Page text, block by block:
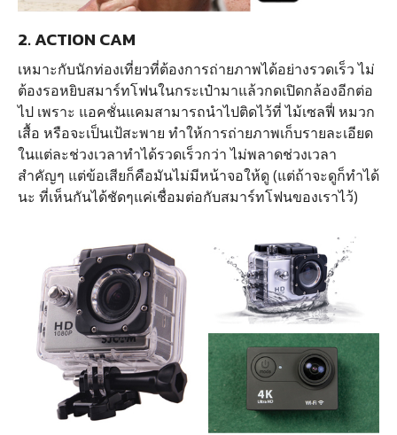
2. ACTION CAM
เหมาะกับนักท่องเที่ยวที่ต้องการถ่ายภาพได้อย่างรวดเร็ว ไม่
ต้องรอหยิบสมาร์ทโฟนในกระเป๋ามาแล้วกดเปิดกล้องอีกต่อ
ไป เพราะ แอคชั่นแคมสามารถนำไปติดไว้ที่ ไม้เซลฟี่ หมวก
เสื้อ หรือจะเป็นเป้สะพาย ทำให้การถ่ายภาพเก็บรายละเอียด
ในแต่ละช่วงเวลาทำได้รวดเร็วกว่า ไม่พลาดช่วงเวลา
สำคัญๆ แต่ข้อเสียก็คือมันไม่มีหน้าจอให้ดู (แต่ถ้าจะดูก็ทำได้
นะ ที่เห็นกันได้ชัดๆแค่เชื่อมต่อกับสมาร์ทโฟนของเราไว้)